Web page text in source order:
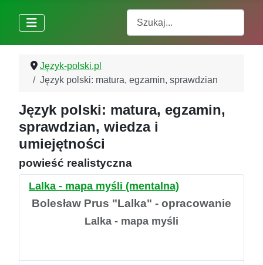
Język-polski.pl
Język polski: matura, egzamin, sprawdzian
Język polski: matura, egzamin,
sprawdzian, wiedza i
umiejętności
powieść realistyczna
Lalka - mapa myśli (mentalna)
Bolesław Prus "Lalka" - opracowanie
Lalka - mapa myśli